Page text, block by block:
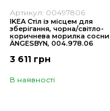
Артикул: 00497806
IKEA Стіл із місцем для
зберігання, чорна/світло-
коричнева морилка сосни
ÄNGESBYN, 004.978.06
3 611 грн
В наявності